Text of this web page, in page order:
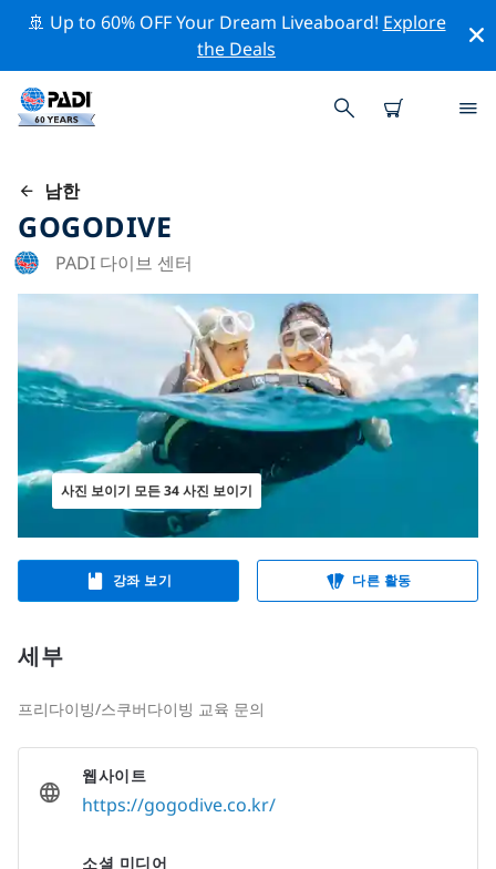
🚢 Up to 60% OFF Your Dream Liveaboard! Explore
the Deals
남한
GOGODIVE
PADI 다이브 센터
사진 보이기 모든 34 사진 보이기
강좌 보기 다른 활동
세부
프리다이빙/스쿠버다이빙 교육 문의
웹사이트
https://gogodive.co.kr/
소셜 미디어